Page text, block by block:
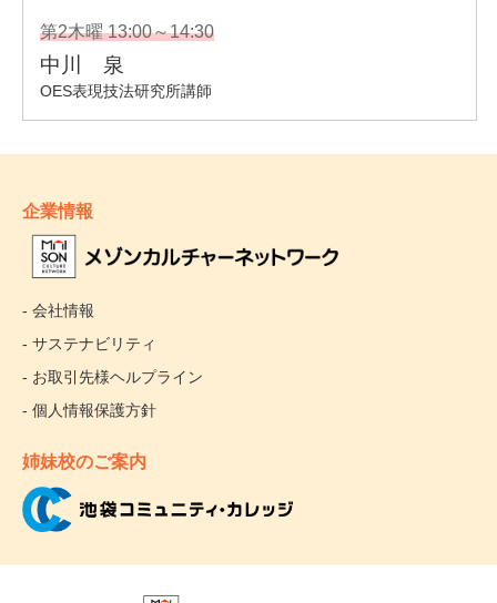
企業情報
- 会社情報
- サステナビリティ
- お取引先様ヘルプライン
- 個人情報保護方針
姉妹校のご案内